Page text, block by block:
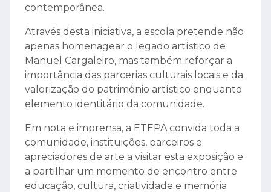
contemporânea.
Através desta iniciativa, a escola pretende não
apenas homenagear o legado artístico de
Manuel Cargaleiro, mas também reforçar a
importância das parcerias culturais locais e da
valorização do património artístico enquanto
elemento identitário da comunidade.
Em nota e imprensa, a ETEPA convida toda a
comunidade, instituições, parceiros e
apreciadores de arte a visitar esta exposição e
a partilhar um momento de encontro entre
educação, cultura, criatividade e memória